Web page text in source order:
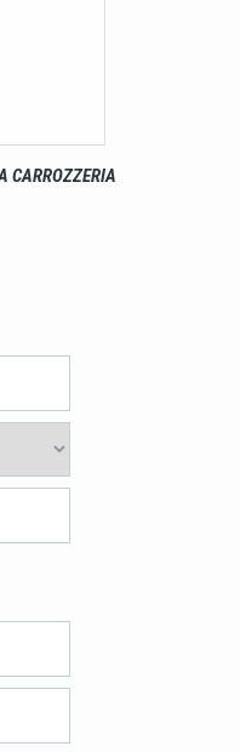
CARROZZERIA